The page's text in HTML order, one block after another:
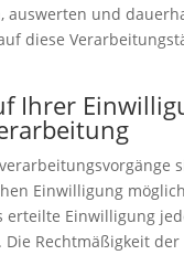
auswerten und
diese
Ihrer
Einwilligung
erteilte Einwilligung
Rechtmäßigkeit der